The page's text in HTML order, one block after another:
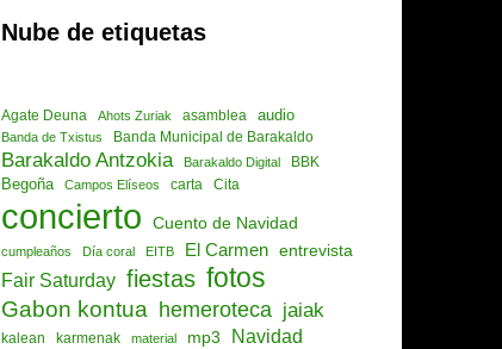
Nube de etiquetas
Agate Deuna Ahots Zuriak asamblea audio
Banda de Txistus Banda Municipal de Barakaldo
Barakaldo Antzokia Barakaldo Digital BBK
Begoña Campos Elíseos carta Cita
concierto Cuento de Navidad
cumpleaños Día coral EITB El Carmen entrevista
Fair Saturday fiestas fotos
Gabon kontua hemeroteca jaiak
kalean karmenak material mp3 Navidad